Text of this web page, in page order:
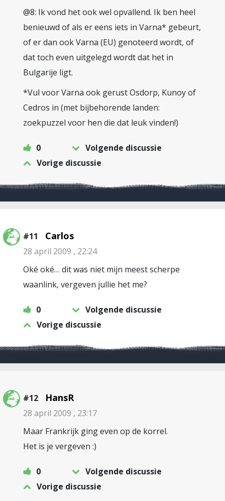
@8: Ik vond het ook wel opvallend. Ik ben heel
benieuwd of als er eens iets in Varna* gebeurt,
of er dan ook Varna (EU) genoteerd wordt, of
dat toch even uitgelegd wordt dat het in
Bulgarije ligt.
*Vul voor Varna ook gerust Osdorp, Kunoy of
Cedros in (met bijbehorende landen:
zoekpuzzel voor hen die dat leuk vinden!)
0
Volgende discussie
Vorige discussie
#11 Carlos
28 april 2009 , 22:24
Oké oké… dit was niet mijn meest scherpe
waanlink, vergeven jullie het me?
0
Volgende discussie
Vorige discussie
#12 HansR
28 april 2009 , 23:17
Maar Frankrijk ging even op de korrel.
Het is je vergeven :)
0
Volgende discussie
Vorige discussie